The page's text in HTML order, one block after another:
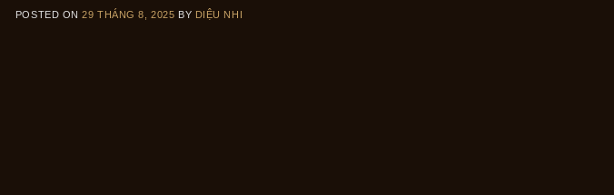
POSTED ON29 THÁNG 8, 2025 BY DIỆU NHI